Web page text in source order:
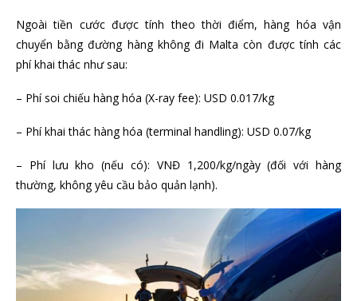
Ngoài tiền cước được tính theo thời điểm, hàng hóa vận
chuyển bằng đường hàng không đi Malta còn được tính các
phí khai thác như sau:
– Phí soi chiếu hàng hóa (X-ray fee): USD 0.017/kg
– Phí khai thác hàng hóa (terminal handling): USD 0.07/kg
– Phí lưu kho (nếu có): VNĐ 1,200/kg/ngày (đối với hàng
thường, không yêu cầu bảo quản lạnh).